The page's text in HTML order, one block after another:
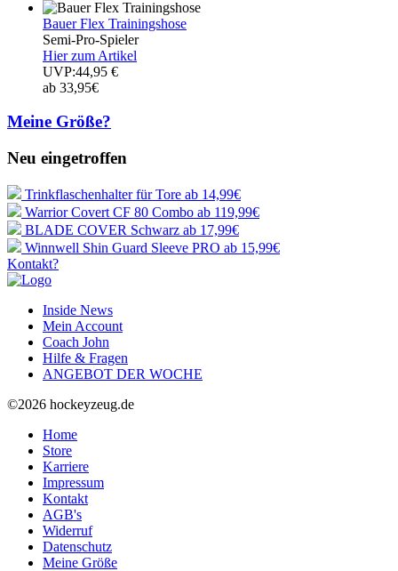
Bauer Flex Trainingshose
Semi-Pro-Spieler
Hier zum Artikel
UVP:44,95 €
ab 33,95€
Meine Größe?
Neu eingetroffen
Trinkflaschenhalter für Tore ab 14,99€
Warrior Covert CF 80 Combo ab 119,99€
BLADE COVER Schwarz ab 17,99€
Winnwell Shin Guard Sleeve PRO ab 15,99€
Kontakt?
Inside News
Mein Account
Coach John
Hilfe & Fragen
ANGEBOT DER WOCHE
©2026 hockeyzeug.de
Home
Store
Karriere
Impressum
Kontakt
AGB's
Widerruf
Datenschutz
Meine Größe